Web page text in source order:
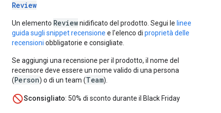
Review
Un elemento Reviewnidificato del prodotto. Segui le linee
guida sugli snippet recensione e l'elenco di proprietà delle
recensioni obbligatorie e consigliate.
Se aggiungi una recensione per il prodotto, il nome del
recensore deve essere un nome valido di una persona
(Person) o di un team (Team).
Sconsigliato: 50% di sconto durante il Black Friday